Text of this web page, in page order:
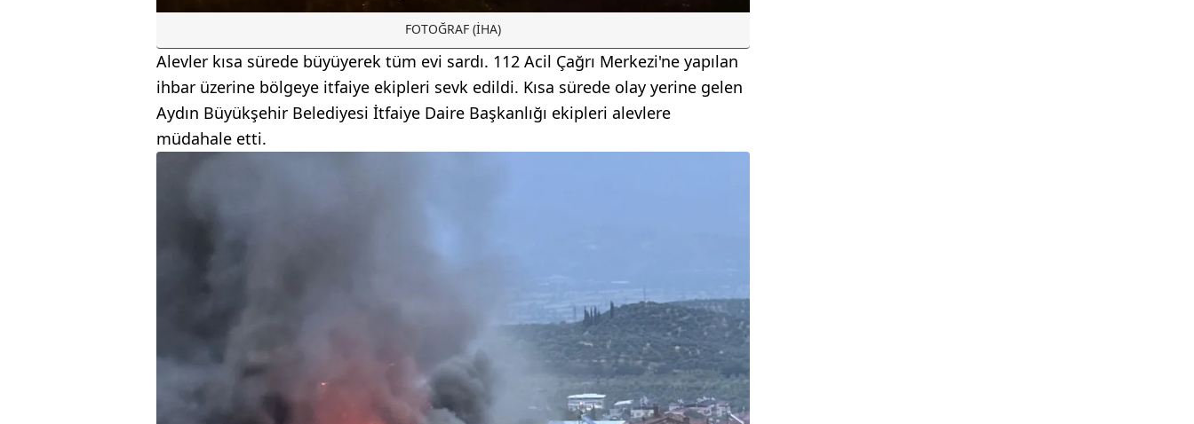
FOTOĞRAF (İHA)
Alevler kısa sürede büyüyerek tüm evi sardı. 112 Acil Çağrı Merkezi'ne yapılan
ihbar üzerine bölgeye itfaiye ekipleri sevk edildi. Kısa sürede olay yerine gelen
Aydın Büyükşehir Belediyesi İtfaiye Daire Başkanlığı ekipleri alevlere
müdahale etti.